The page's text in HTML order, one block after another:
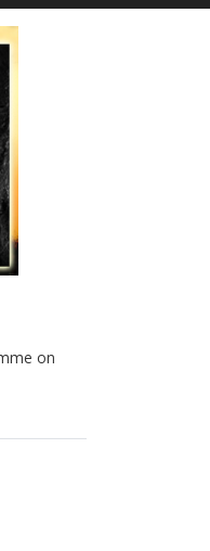
on